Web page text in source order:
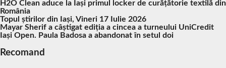
H2O Clean aduce la Iași primul locker de curățătorie textilă din
România
Topul știrilor din Iași, Vineri 17 Iulie 2026
Mayar Sherif a câștigat ediția a cincea a turneului UniCredit
Iași Open. Paula Badosa a abandonat în setul doi
Recomand